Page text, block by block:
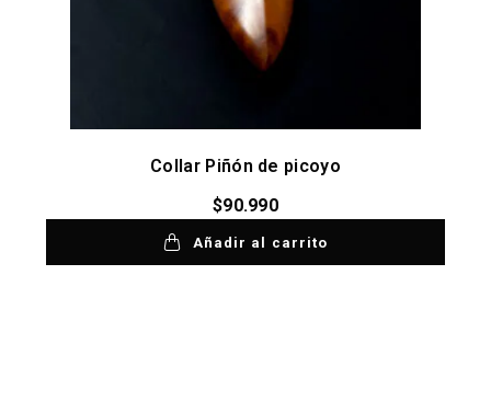
Collar Piñón de picoyo
$90.990
Añadir al carrito